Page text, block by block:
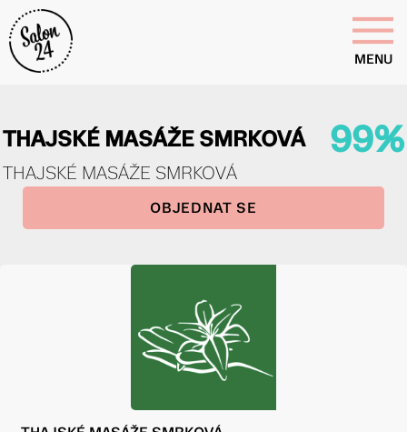
MENU
THAJSKÉ MASÁŽE SMRKOVÁ 99%
THAJSKÉ MASÁŽE SMRKOVÁ
OBJEDNAT SE